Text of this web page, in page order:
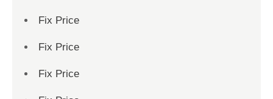
Fix Price
Fix Price
Fix Price